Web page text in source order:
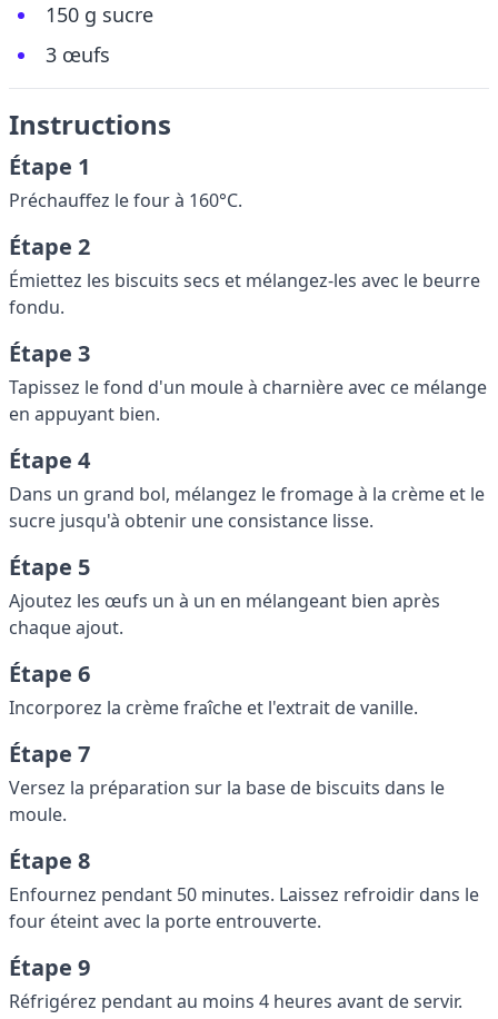
150 g sucre
3 œufs
Instructions
Étape 1
Préchauffez le four à 160°C.
Étape 2
Émiettez les biscuits secs et mélangez-les avec le beurre
fondu.
Étape 3
Tapissez le fond d'un moule à charnière avec ce mélange
en appuyant bien.
Étape 4
Dans un grand bol, mélangez le fromage à la crème et le
sucre jusqu'à obtenir une consistance lisse.
Étape 5
Ajoutez les œufs un à un en mélangeant bien après
chaque ajout.
Étape 6
Incorporez la crème fraîche et l'extrait de vanille.
Étape 7
Versez la préparation sur la base de biscuits dans le
moule.
Étape 8
Enfournez pendant 50 minutes. Laissez refroidir dans le
four éteint avec la porte entrouverte.
Étape 9
Réfrigérez pendant au moins 4 heures avant de servir.